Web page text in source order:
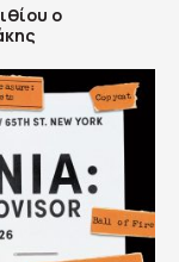
ο